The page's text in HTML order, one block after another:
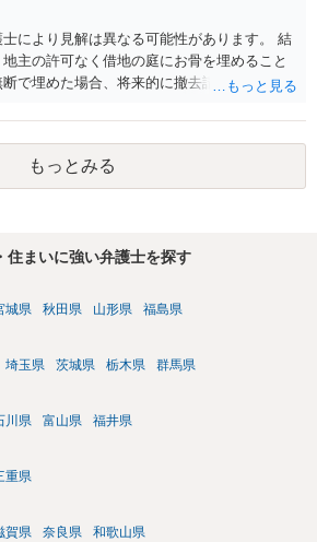
により見解は異なる可能性があります。 結
主の許可なく借地の庭にお骨を埋めること
で埋めた場合、将来的に撤去請求や退去時
埋める行為自体は墓地埋葬法違反や不法投
罪になるわけではありません。しかし、建
っても、土地の所有権はあくまで地主にあ
無断でお骨を埋める行為は、他人の所有権
を得るか、土地に直接埋めずに大きめの鉢
ター葬」や、ペット霊園等への納骨を検討
ます。
もっとみる
住まいに強い弁護士を探す
城県 秋田県 山形県 福島県
埼玉県 茨城県 栃木県 群馬県
川県 富山県 福井県
重県
賀県 奈良県 和歌山県